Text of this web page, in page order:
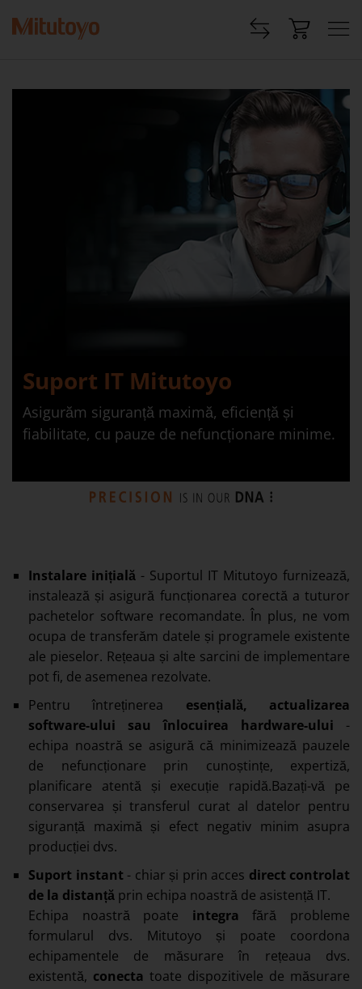
Suport IT Mitutoyo
Asigurăm siguranță maximă, eficiență și
fiabilitate, cu pauze de nefuncționare minime.
Instalare inițială - Suportul IT Mitutoyo furnizează,
instalează și asigură funcționarea corectă a tuturor
pachetelor software recomandate. În plus, ne vom
ocupa de transferăm datele și programele existente
ale pieselor. Rețeaua și alte sarcini de implementare
pot fi, de asemenea rezolvate.
Pentru întreținerea esențială, actualizarea
software-ului sau înlocuirea hardware-ului -
echipa noastră se asigură că minimizează pauzele
de nefuncționare prin cunoștințe, expertiză,
planificare atentă și execuție rapidă.Bazați-vă pe
conservarea și transferul curat al datelor pentru
siguranță maximă și efect negativ minim asupra
producției dvs.
Suport instant - chiar și prin acces direct controlat
de la distanță prin echipa noastră de asistență IT.
Echipa noastră poate integra fără probleme
formularul dvs. Mitutoyo și poate coordona
echipamentele de măsurare în rețeaua dvs.
existentă, conecta toate dispozitivele de măsurare